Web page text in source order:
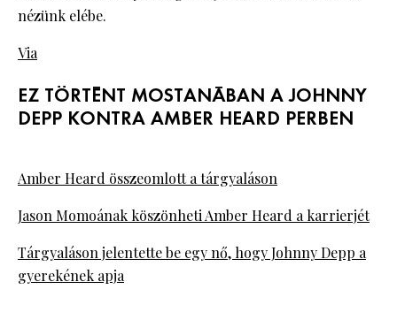
nézünk elébe.
Via
EZ TÖRTÉNT MOSTANÁBAN A JOHNNY
DEPP KONTRA AMBER HEARD PERBEN
Amber Heard összeomlott a tárgyaláson
Jason Momoának köszönheti Amber Heard a karrierjét
Tárgyaláson jelentette be egy nő, hogy Johnny Depp a
gyerekének apja